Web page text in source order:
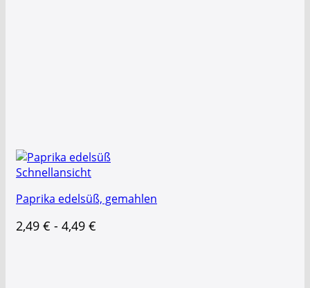
Schnellansicht
Paprika edelsüß, gemahlen
2,49 € - 4,49 €